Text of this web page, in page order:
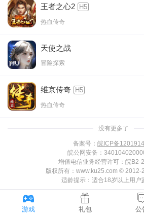
王者之心2 H5
热血传奇
天使之战
冒险探索
维京传奇 H5
热血传奇
没有更多了
备案号： 皖ICP备
皖公网安备：
增值电信业务经营许可：皖B2-
版权所有：www.ku25.com © 2012-
适龄提示：适合18岁以上用户
游戏 礼包 公